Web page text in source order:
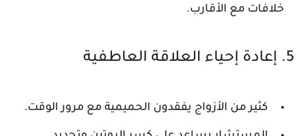
خلافات مع الأقارب.
5. إعادة إحياء العلاقة العاطفية
كثير من الأزواج يفقدون الحميمية مع مرور الوقت.